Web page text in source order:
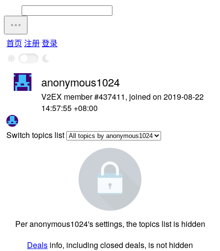
首页 注册登录
anonymous1024
V2EX member #437411, joined on 2019-08-22
14:57:55 +08:00
Switch topics list
Per anonymous1024's settings, the topics list is hidden
Deals info, including closed deals, is not hidden